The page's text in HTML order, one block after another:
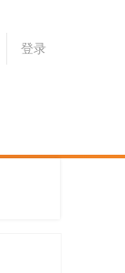
登录